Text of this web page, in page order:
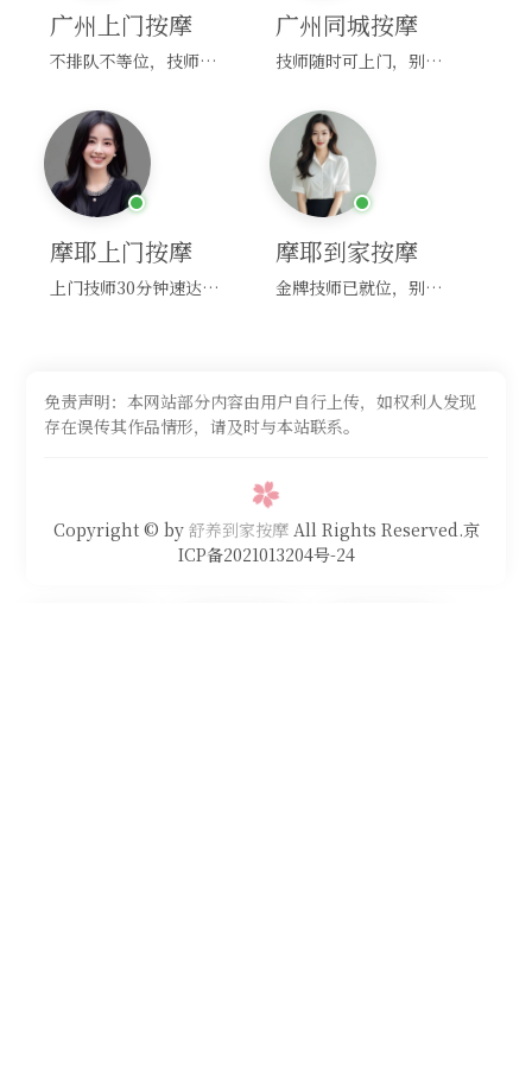
广州上门按摩
不排队不等位，技师直奔你家！
广州同城按摩
技师随时可上门，别啰嗦，赶紧约！
摩耶上门按摩
上门技师30分钟速达，别问，快约！
摩耶到家按摩
金牌技师已就位，别纠结，马上预约！
免责声明：本网站部分内容由用户自行上传，如权利人发现
存在误传其作品情形，请及时与本站联系。
Copyright © by 舒养到家按摩All Rights Reserved.京
ICP备2021013204号-24